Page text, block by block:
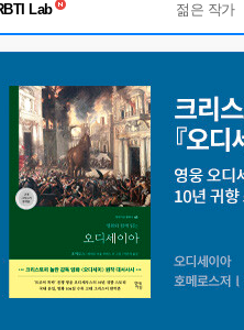
서유형검사
젊은 작가
리우스)
David Cali